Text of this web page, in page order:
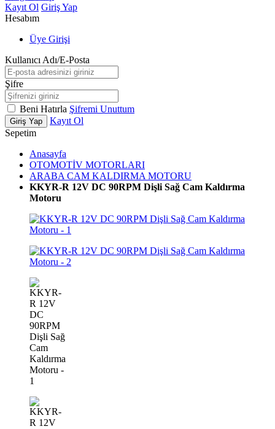
Kayıt Ol Giriş Yap
Hesabım
Üye Girişi
Kullanıcı Adı/E-Posta
Şifre
Beni Hatırla Şifremi Unuttum
Giriş Yap
Kayıt Ol
Sepetim
Anasayfa
OTOMOTİV MOTORLARI
ARABA CAM KALDIRMA MOTORU
KKYR-R 12V DC 90RPM Dişli Sağ Cam Kaldırma
Motoru